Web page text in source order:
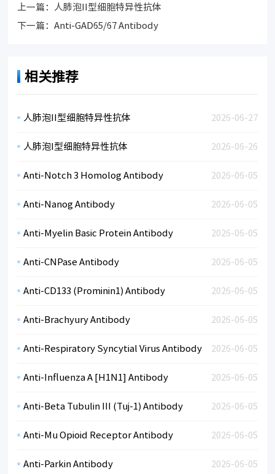
上一篇：
人肺泡II型细胞特异性抗体
下一篇：Anti-GAD65/67 Antibody
相关推荐
2026-06-27
人肺泡II型细胞特异性抗体
2026-06-26
人肺泡I型细胞特异性抗体
2026-06-05
Anti-Notch 3 Homolog Antibody
2026-06-05
Anti-Nanog Antibody
2026-06-05
Anti-Myelin Basic Protein Antibody
2026-06-05
Anti-CNPase Antibody
2026-06-05
Anti-CD133 (Prominin1) Antibody
2026-06-05
Anti-Brachyury Antibody
2026-06-05
Anti-Respiratory Syncytial Virus Antibody
2026-06-05
Anti-Influenza A [H1N1] Antibody
2026-06-05
Anti-Beta Tubulin III (Tuj-1) Antibody
2026-06-05
Anti-Mu Opioid Receptor Antibody
2026-06-05
Anti-Parkin Antibody